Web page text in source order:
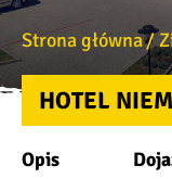
Strona główna
HOTEL
Opis